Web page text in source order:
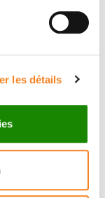
les détails
newsletter.